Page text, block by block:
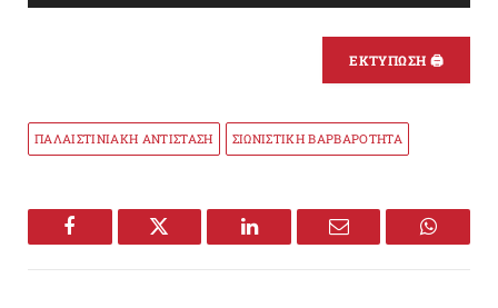
ΕΚΤΥΠΩΣΗ 🖨
ΠΑΛΑΙΣΤΙΝΙΑΚΗ ΑΝΤΙΣΤΑΣΗ ΣΙΩΝΙΣΤΙΚΗ ΒΑΡΒΑΡΟΤΗΤΑ
Facebook Twitter LinkedIn Email